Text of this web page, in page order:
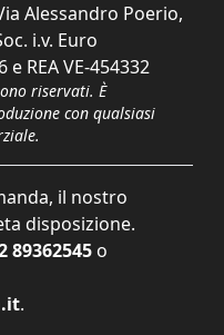
Alessandro Poerio,
i.v. Euro
e REA VE-454332
riservati. È
con qualsiasi
il nostro
disposizione.
89362545 o
.